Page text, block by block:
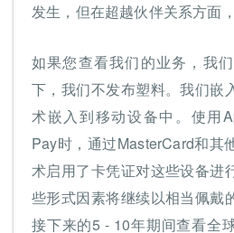
发生，但在超越伙伴关系方面
如果您查看我们的业务，我
下，我们不发布塑料。我们嵌
术嵌入到移动设备中。使用
Pay时，通过MasterCard和其
术启用了卡凭证对这些设备进
些形式因素将继续以相当佩戴
接下来的5 - 10年期间查看全